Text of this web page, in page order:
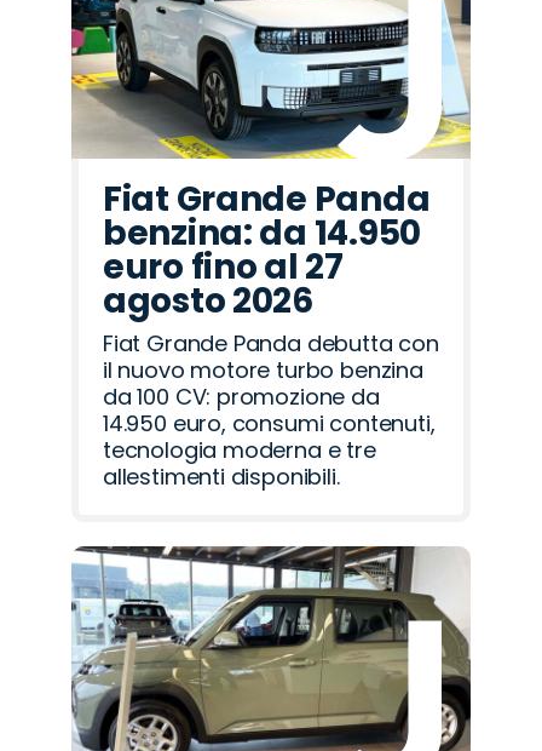
Fiat Grande Panda
benzina: da 14.950
euro fino al 27
agosto 2026
Fiat Grande Panda debutta con
il nuovo motore turbo benzina
da 100 CV: promozione da
14.950 euro, consumi contenuti,
tecnologia moderna e tre
allestimenti disponibili.